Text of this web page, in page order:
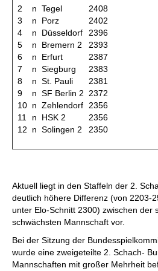
2
n Tegel
2408
3
n Porz
2402
4
n Düsseldorf
2396
5
n Bremern 2
2393
6
n Erfurt
2387
7
n Siegburg
2383
8
n St. Pauli
2381
9
n SF Berlin 2
2372
10 n Zehlendorf
2356
11
n HSK 2
2356
12
n Solingen 2 2350
Aktuell liegt in den Staffeln der 2.
deutlich höhere Differenz (von 2203-
unter Elo-Schnitt 2300) zwischen der
schwächsten Mannschaft vor.
Bei der Sitzung der
wurde eine zweigeteilte 2. Schach-
Mannschaften mit großer Mehrheit